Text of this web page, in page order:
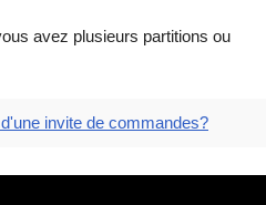
avez plusieurs partitions ou
invite de commandes?